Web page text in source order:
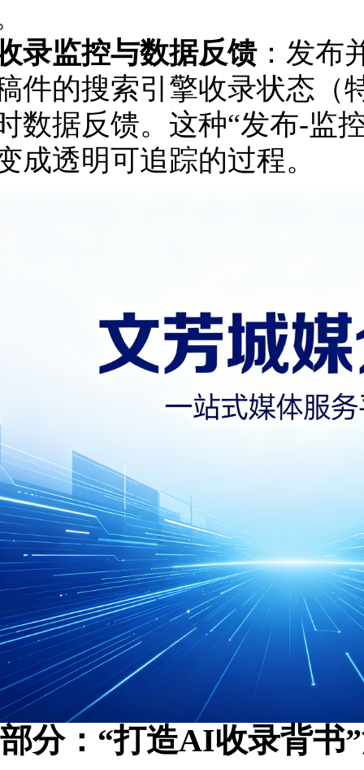
录监控与数据反馈：发布
件的搜索引擎收录状态（
数据反馈。这种“发布-监
成透明可追踪的过程。
分：“打造AI收录背书